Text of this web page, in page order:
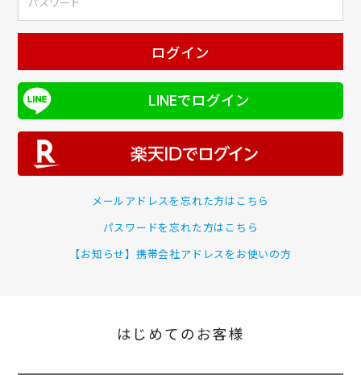
ログイン
LINEでログイン
メールアドレスを忘れた方はこちら
パスワードを忘れた方はこちら
【お知らせ】携帯会社アドレスをお使いの方
はじめてのお客様